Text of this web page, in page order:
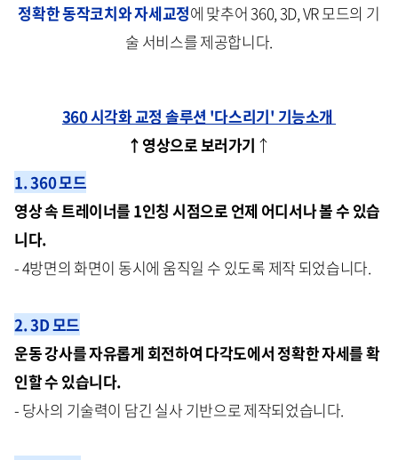
정확한 동작코치와 자세교정에 맞추어 360, 3D, VR 모드의 기
술 서비스를 제공합니다.
360 시각화 교정 솔루션 '다스리기' 기능소개
↑영상으로 보러가기 ↑
1. 360 모드
영상 속 트레이너를 1인칭 시점으로 언제 어디서나 볼 수 있습
니다.
- 4방면의 화면이 동시에 움직일 수 있도록 제작 되었습니다.
2. 3D 모드
운동 강사를 자유롭게 회전하여 다각도에서 정확한 자세를 확
인할 수 있습니다.
- 당사의 기술력이 담긴 실사 기반으로 제작되었습니다.